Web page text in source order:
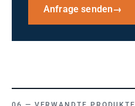
Anfrage senden→